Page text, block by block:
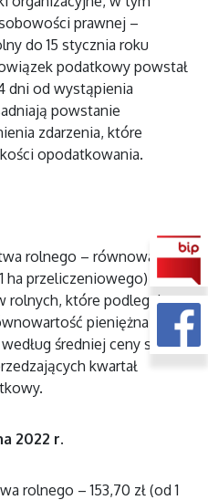
prawnej –
do 15 stycznia roku
podatkowy powstał
dni od wystąpienia
powstanie
zdarzenia, które
opodatkowania.
rolnego – równowartość
ha przeliczeniowego)
rolnych, które podlegają
pieniężna 5 q
średniej ceny skupu
kwartał
2022 r.
rolnego – 153,70 zł (od 1